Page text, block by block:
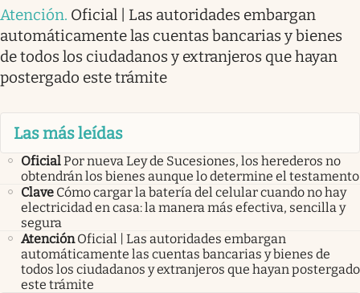
Atención. Oficial | Las autoridades embargan
automáticamente las cuentas bancarias y bienes
de todos los ciudadanos y extranjeros que hayan
postergado este trámite
Las más leídas
OficialPor nueva Ley de Sucesiones, los herederos no
obtendrán los bienes aunque lo determine el testamento
Clave Cómo cargar la batería del celular cuando no hay
electricidad en casa: la manera más efectiva, sencilla y
segura
Atención Oficial | Las autoridades embargan
automáticamente las cuentas bancarias y bienes de
todos los ciudadanos y extranjeros que hayan postergado
este trámite